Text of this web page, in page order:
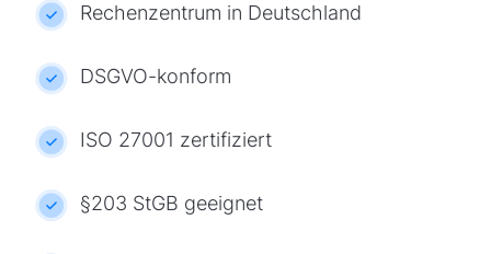
Rechenzentrum in Deutschland
DSGVO-konform
ISO 27001 zertifiziert
§203 StGB geeignet